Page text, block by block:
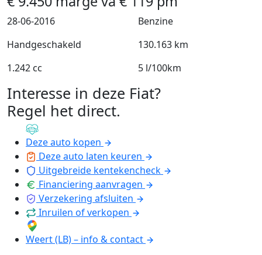
28-06-2016
Benzine
Handgeschakeld
130.163 km
1.242 cc
5 l/100km
Interesse in deze Fiat?
Regel het direct.
Deze auto kopen
Deze auto laten keuren
Uitgebreide kentekencheck
Financiering aanvragen
Verzekering afsluiten
Inruilen of verkopen
Weert (LB) – info & contact